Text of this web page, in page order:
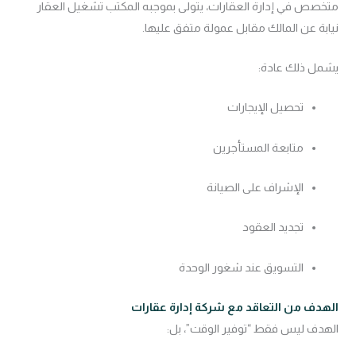
متخصص في إدارة العقارات، يتولى بموجبه المكتب تشغيل العقار
نيابة عن المالك مقابل عمولة متفق عليها.
يشمل ذلك عادة:
تحصيل الإيجارات
متابعة المستأجرين
الإشراف على الصيانة
تجديد العقود
التسويق عند شغور الوحدة
الهدف من التعاقد مع شركة إدارة عقارات
الهدف ليس فقط “توفير الوقت”، بل: